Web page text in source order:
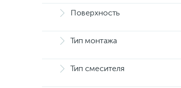
Поверхность
Тип монтажа
Тип смесителя